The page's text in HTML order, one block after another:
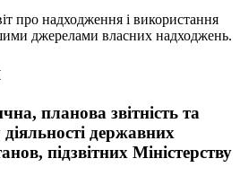
про надходження і використання
джерелами власних надходжень.
планова звітність та
державних
підзвітних Міністерству